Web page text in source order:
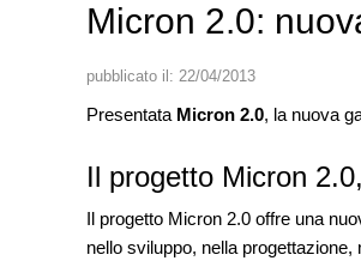
Micron 2.0:
pubblicato il: 22/04/2013
Presentata Micron 2.0, la nuova
Il progetto Micron
Il progetto Micron 2.0 offre una
nello sviluppo, nella progettazione,
UP-TO-
Il